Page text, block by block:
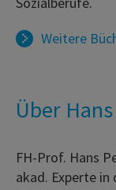
Weitere
Über
FH-Prof. Hans
akad. Experte